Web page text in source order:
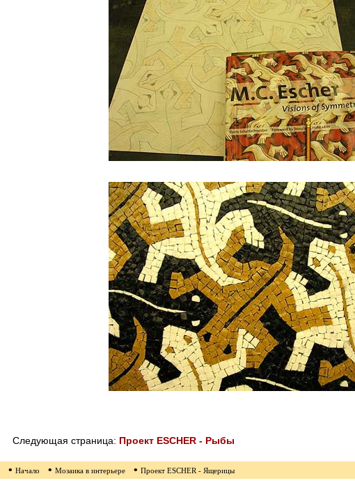
Следующая страница: Проект ESCHER - Рыбы
• Начало • Мозаика в интерьере • Проект ESCHER - Ящерицы